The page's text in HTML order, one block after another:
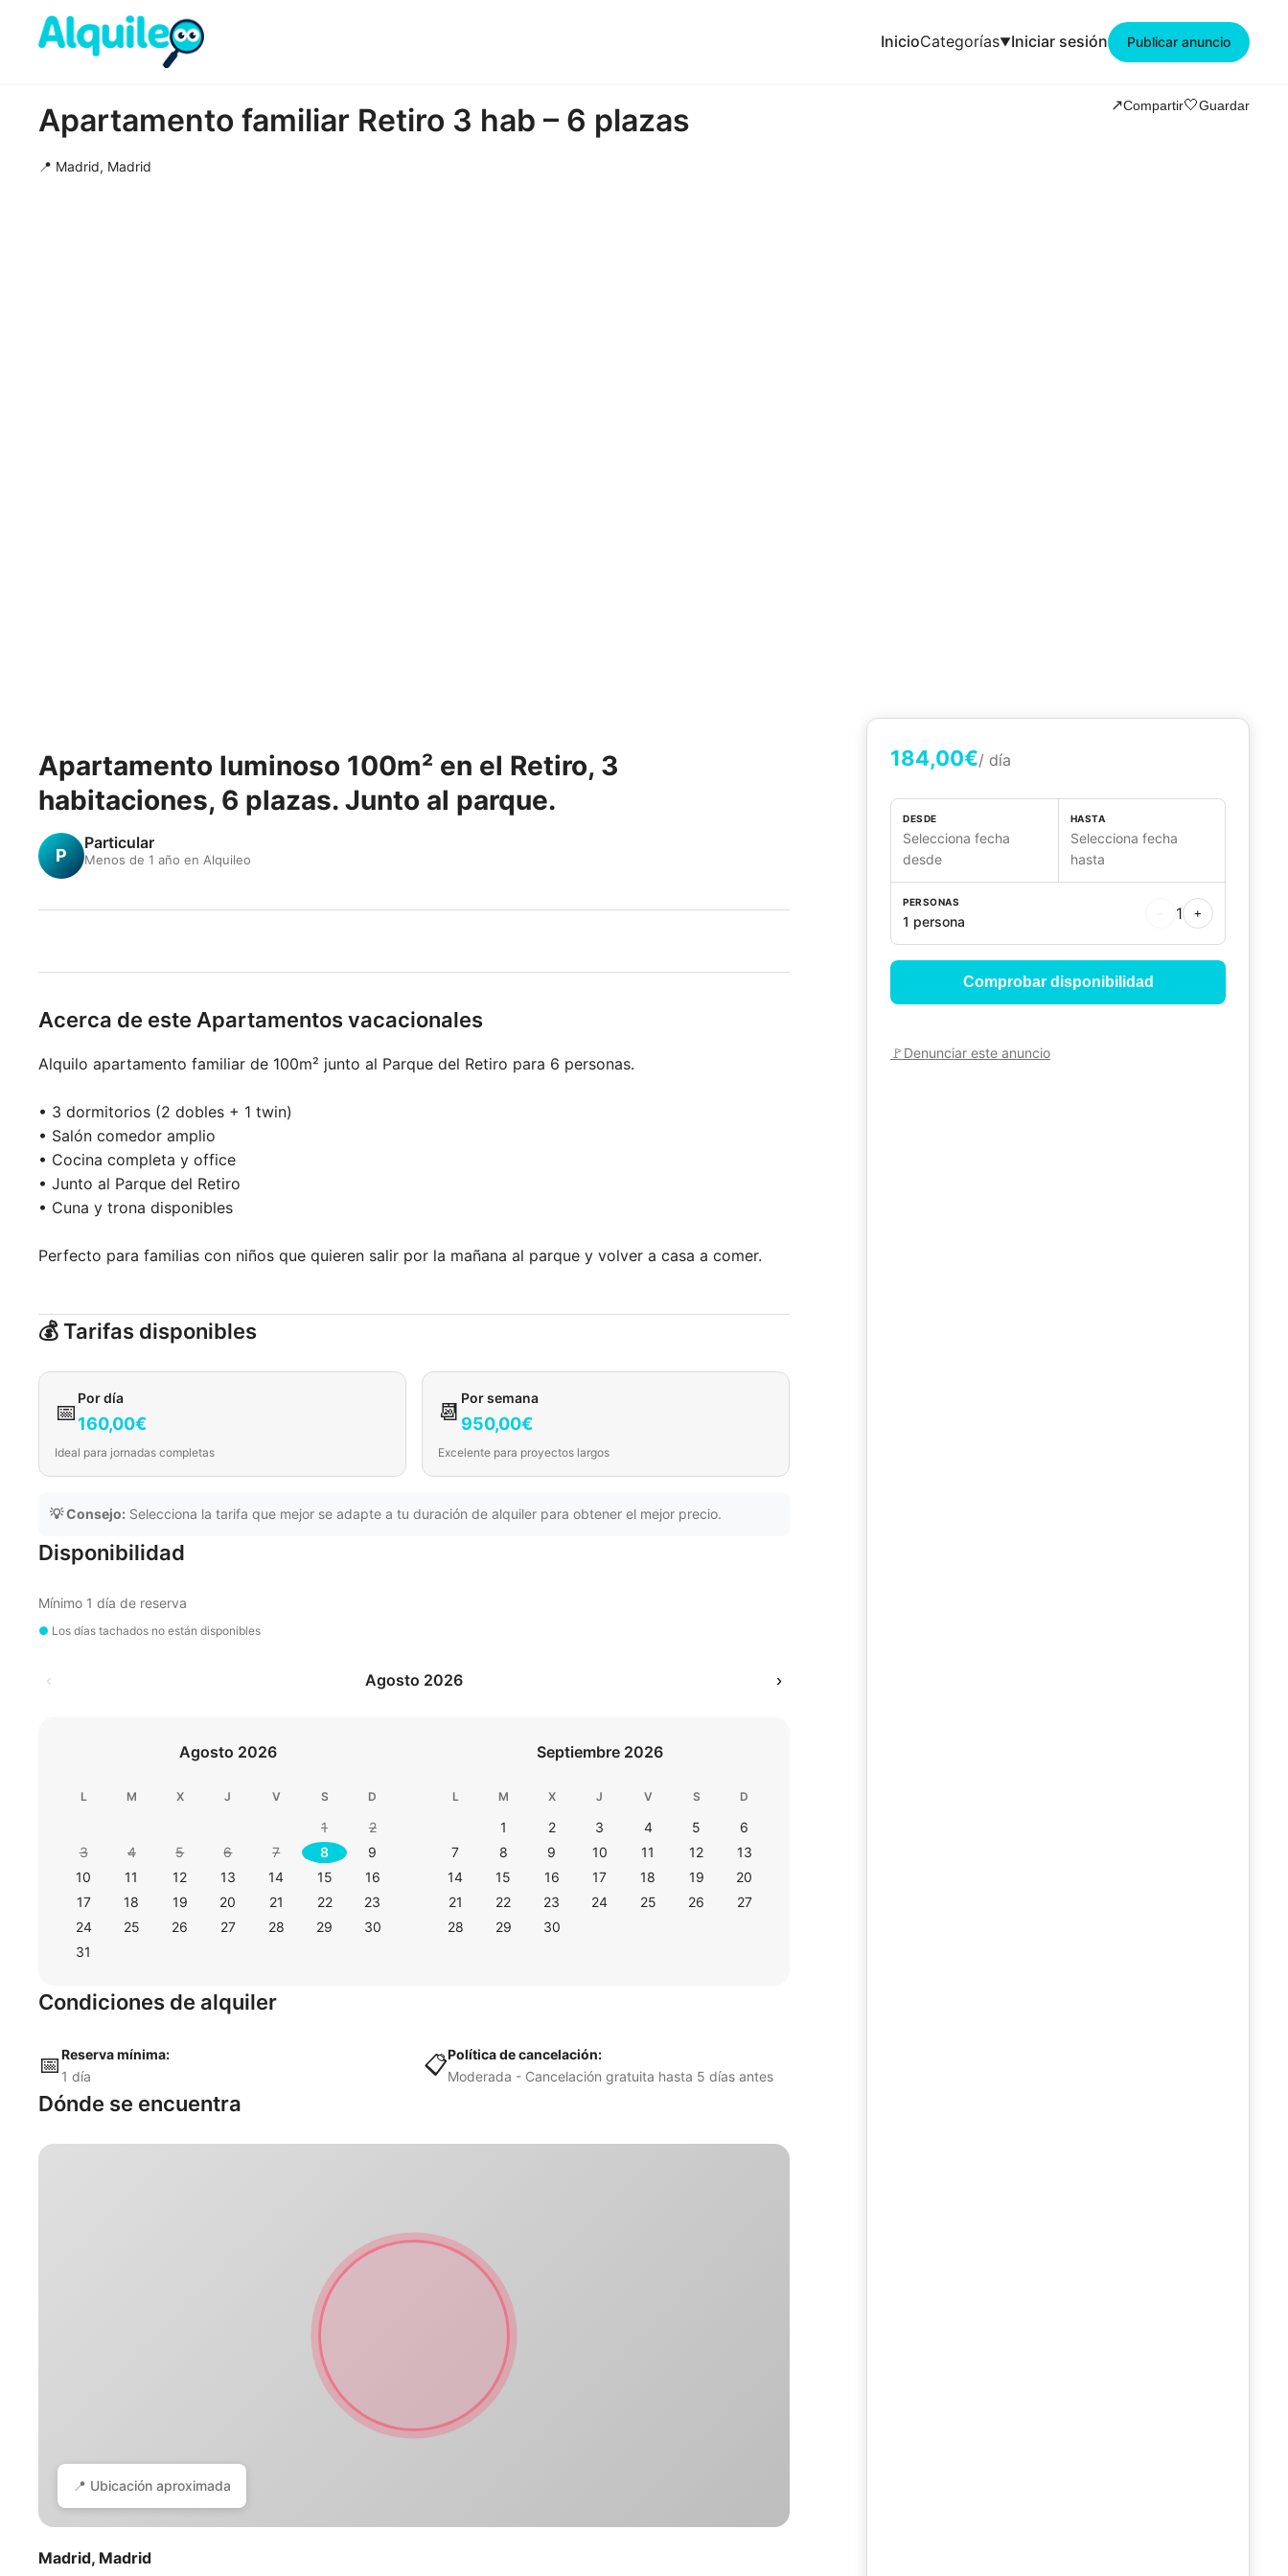
InicioCategorías Iniciar sesión Publicar anuncio
Apartamento familiar Retiro 3 hab – 6 plazas ↗️Compartir🤍Guardar
📍 Madrid, Madrid
Apartamento luminoso 100m² en el Retiro, 3
habitaciones, 6 plazas. Junto al parque.
P
Particular
Menos de 1 año en Alquileo
Acerca de este Apartamentos vacacionales
Alquilo apartamento familiar de 100m² junto al Parque del Retiro para 6 personas.
• 3 dormitorios (2 dobles + 1 twin)
• Salón comedor amplio
• Cocina completa y office
• Junto al Parque del Retiro
• Cuna y trona disponibles
Perfecto para familias con niños que quieren salir por la mañana al parque y volver a casa a comer.
💰 Tarifas disponibles
📅
Por día
160,00€
Ideal para jornadas completas
📆
Por semana
950,00€
Excelente para proyectos largos
💡 Consejo: Selecciona la tarifa que mejor se adapte a tu duración de alquiler para obtener el mejor precio.
Disponibilidad
Mínimo 1 día de reserva
● Los días tachados no están disponibles
‹ Agosto 2026 ›
Agosto 2026
L M X J V S D
1
2
3
4 5 6 7 8
9
10
11 12 13 14 15
16
17
18 19 20 21 22
23
24
25 26 27 28 29
30
31
Septiembre 2026
L M X J V S D
1 2 3 4 5
6
7
8 9 10 11 12
13
14
15 16 17 18 19
20
21
22 23 24 25 26
27
28
29 30
Condiciones de alquiler
📅Reserva mínima:
1 día
📋Política de cancelación:
Moderada - Cancelación gratuita hasta 5 días antes
Dónde se encuentra
📍 Ubicación aproximada
Madrid, Madrid
184,00€/ día
DESDE
Selecciona fecha
desde
HASTA
Selecciona fecha
hasta
PERSONAS
1 persona 1 +
Comprobar disponibilidad
🚩Denunciar este anuncio